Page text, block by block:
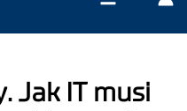
Jak IT musi